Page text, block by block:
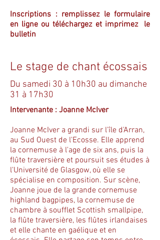
Inscriptions : remplissez le formulaire
en ligne ou téléchargez et imprimez le
bulletin
Le stage de chant écossais
Du samedi 30 à 10h30 au dimanche
31 à 17h30
Intervenante : Joanne McIver
Joanne McIver a grandi sur l'île d'Arran,
au Sud Ouest de l'Ecosse. Elle apprend
la cornemuse à l'age de six ans, puis la
flûte traversière et poursuit ses études à
l'Université de Glasgow, où elle se
spécialise en composition. Sur scène,
Joanne joue de la grande cornemuse
highland bagpipes, la cornemuse de
chambre à soufflet Scottish smallpipe,
la flûte traversière, les flûtes irlandaises
et elle chante en gaélique et en